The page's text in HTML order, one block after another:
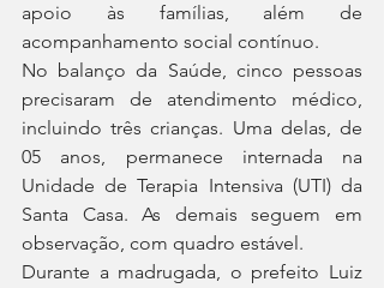
apoio às famílias, além de
acompanhamento social contínuo.
No balanço da Saúde, cinco pessoas
precisaram de atendimento médico,
incluindo três crianças. Uma delas, de
05 anos, permanece internada na
Unidade de Terapia Intensiva (UTI) da
Santa Casa. As demais seguem em
observação, com quadro estável.
Durante a madrugada, o prefeito Luiz